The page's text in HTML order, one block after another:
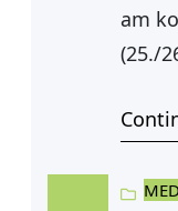
am
(25./
auch